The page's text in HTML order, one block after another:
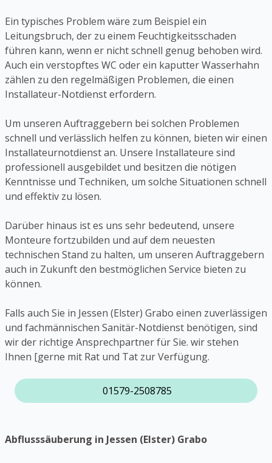
Ein typisches Problem wäre zum Beispiel ein
Leitungsbruch, der zu einem Feuchtigkeitsschaden
führen kann, wenn er nicht schnell genug behoben wird.
Auch ein verstopftes WC oder ein kaputter Wasserhahn
zählen zu den regelmäßigen Problemen, die einen
Installateur-Notdienst erfordern.
Um unseren Auftraggebern bei solchen Problemen
schnell und verlässlich helfen zu können, bieten wir einen
Installateurnotdienst an. Unsere Installateure sind
professionell ausgebildet und besitzen die nötigen
Kenntnisse und Techniken, um solche Situationen schnell
und effektiv zu lösen.
Darüber hinaus ist es uns sehr bedeutend, unsere
Monteure fortzubilden und auf dem neuesten
technischen Stand zu halten, um unseren Auftraggebern
auch in Zukunft den bestmöglichen Service bieten zu
können.
Falls auch Sie in Jessen (Elster) Grabo einen zuverlässigen
und fachmännischen Sanitär-Notdienst benötigen, sind
wir der richtige Ansprechpartner für Sie. wir stehen
Ihnen [gerne mit Rat und Tat zur Verfügung.
01579-2508785
Abflusssäuberung in Jessen (Elster) Grabo